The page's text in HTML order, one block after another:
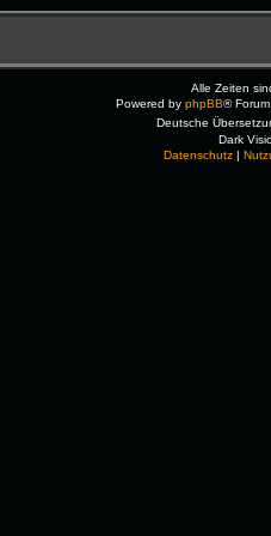
Alle Zeiten
Powered by phpBB®
Deutsche
Dark
Datenschutz |